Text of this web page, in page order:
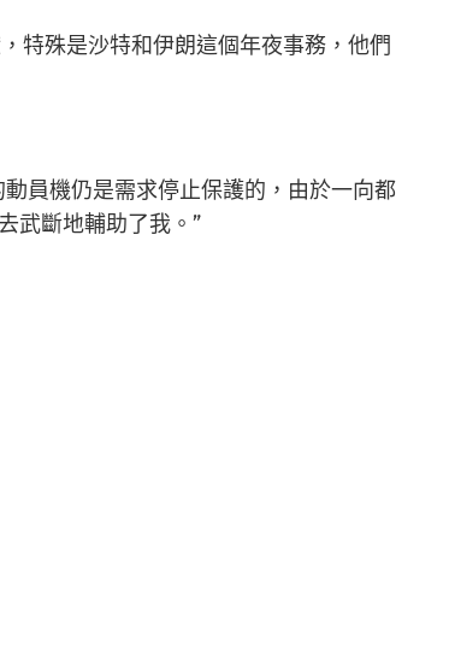
特殊是沙特和伊朗這個年夜事務，他們
動員機仍是需求停止保護的，由於一向都
去武斷地輔助了我。”